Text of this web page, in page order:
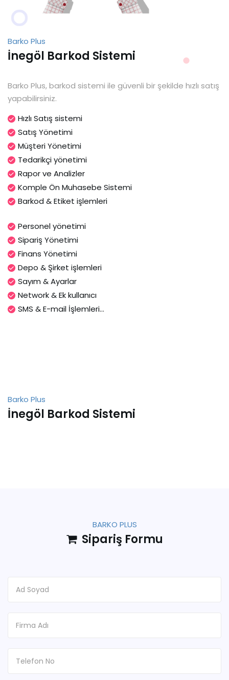
Barko Plus
İnegöl Barkod Sistemi
Barko Plus, barkod sistemi ile güvenli bir şekilde hızlı satış
yapabilirsiniz.
Hızlı Satış sistemi
Satış Yönetimi
Müşteri Yönetimi
Tedarikçi yönetimi
Rapor ve Analizler
Komple Ön Muhasebe Sistemi
Barkod & Etiket işlemleri
Personel yönetimi
Sipariş Yönetimi
Finans Yönetimi
Depo & Şirket işlemleri
Sayım & Ayarlar
Network & Ek kullanıcı
SMS & E-mail İşlemleri...
Barko Plus
İnegöl Barkod Sistemi
BARKO PLUS
Sipariş Formu